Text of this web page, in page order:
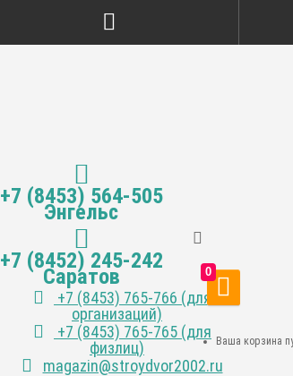
+7 (8453) 564-505
Энгельс
+7 (8452) 245-242
Саратов
+7 (8453) 765-766 (для
организаций)
+7 (8453) 765-765 (для
физлиц)
magazin@stroydvor2002.ru
0
Ваша корзина